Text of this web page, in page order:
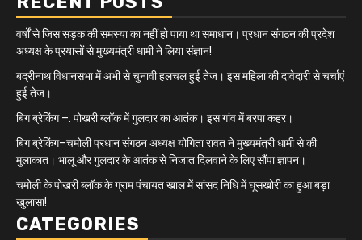
वर्षों से जिस सड़क की समस्या का नहीं हो पाया था समाधान। प्रधान संगठन की प्रदेश
अध्यक्ष के प्रयासों से मुख्यमंत्री धामी ने लिया संज्ञान!
बद्रीनाथ विधानसभा में अभी से चुनावी हलचल हुई तेज। इस महिला की दावेदारी से चर्चाएं
हुई तेज।
बिग ब्रेकिंग –: पोखरी ब्लॉक में गुलदार का आतंक। इस गांव में बरपा कहर।
बिग ब्रेकिंग–चमोली प्रधान संगठन अध्यक्ष योगिता रावत ने मुख्यमंत्री धामी से की
मुलाकात। भालू और गुलदार के आतंक से निजात दिलवाने के लिए सौंपा ज्ञापन।
चमोली के पोखरी ब्लॉक के ग्राम पंचायत खाल में सांसद निधि में घूसखोरी का हुआ बड़ा
खुलासा!
CATEGORIES